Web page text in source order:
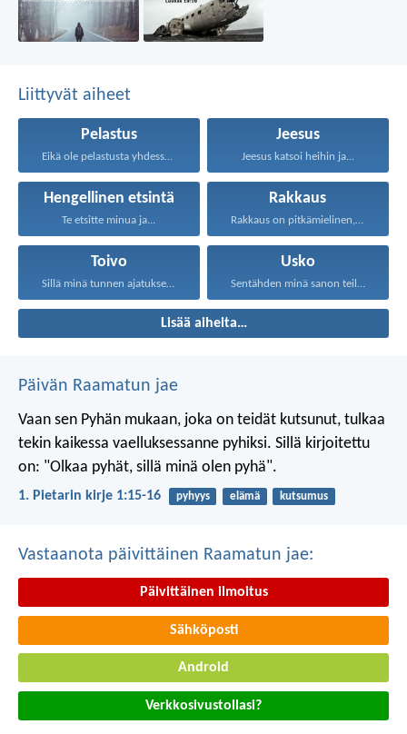
Liittyvät aiheet
Pelastus
Eikä ole pelastusta yhdessäkään...
Jeesus
Jeesus katsoi heihin ja...
Hengellinen etsintä
Te etsitte minua ja...
Rakkaus
Rakkaus on pitkämielinen, rakkaus...
Toivo
Sillä minä tunnen ajatukseni...
Usko
Sentähden minä sanon teille...
Lisää aiheita…
Päivän Raamatun jae
Vaan sen Pyhän mukaan, joka on teidät kutsunut, tulkaa
tekin kaikessa vaelluksessanne pyhiksi. Sillä kirjoitettu
on: "Olkaa pyhät, sillä minä olen pyhä".
1. Pietarin kirje 1:15-16 pyhyys elämä kutsumus
Vastaanota päivittäinen Raamatun jae:
Päivittäinen ilmoitus
Sähköposti
Android
Verkkosivustollasi?